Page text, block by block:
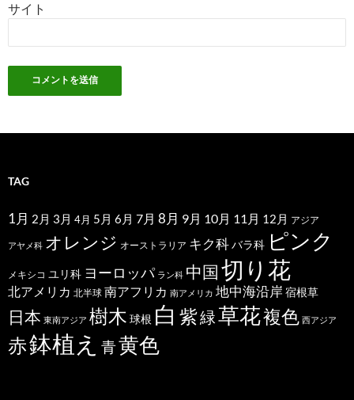
サイト
TAG
1月 2月 3月 4月 5月 6月 7月 8月 9月 10月 11月 12月 アジア
アヤメ科 オレンジ オーストラリア キク科バラ科 ピンク
メキシコ ユリ科 ヨーロッパ ラン科 中国切り花
北アメリカ 北半球 南アフリカ 南アメリカ 地中海沿岸 宿根草
日本 東南アジア 樹木 球根 白 紫緑草花複色 西アジア
赤鉢植え 青黄色